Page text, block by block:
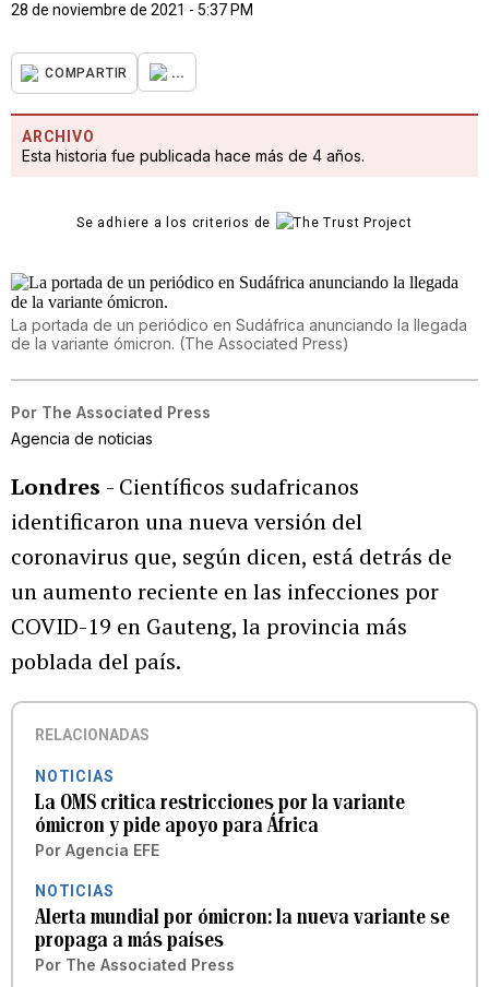
28 de noviembre de 2021 - 5:37 PM
COMPARTIR ...
ARCHIVO
Esta historia fue publicada hace más de 4 años.
Se adhiere a los criterios de
La portada de un periódico en Sudáfrica anunciando la llegada
de la variante ómicron. (The Associated Press)
Por The Associated Press
Agencia de noticias
Londres - Científicos sudafricanos
identificaron una nueva versión del
coronavirus que, según dicen, está detrás de
un aumento reciente en las infecciones por
COVID-19 en Gauteng, la provincia más
poblada del país.
RELACIONADAS
NOTICIAS
La OMS critica restricciones por la variante
ómicron y pide apoyo para África
Por Agencia EFE
NOTICIAS
Alerta mundial por ómicron: la nueva variante se
propaga a más países
Por The Associated Press